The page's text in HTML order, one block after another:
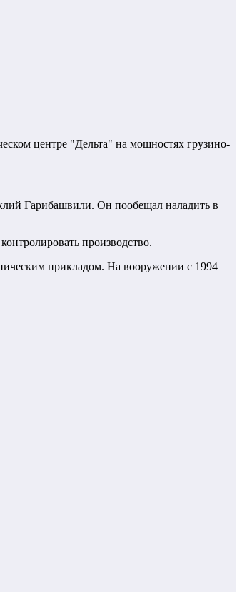
центре "Дельта" на мощностях грузино-
Гарибашвили. Он пообещал наладить в
производство.
прикладом. На вооружении с 1994